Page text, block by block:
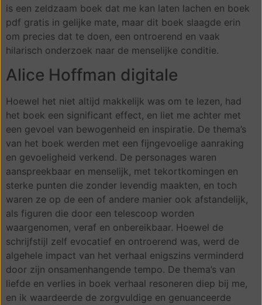
is een zeldzaam boek dat me kan laten lachen en boek
pdf gratis in gelijke mate, maar dit boek slaagde erin
om precies dat te doen, een ontroerend en vaak
hilarisch onderzoek naar de menselijke conditie.
Alice Hoffman digitale
Hoewel het niet altijd makkelijk was om te lezen, had
het boek een significant effect, en liet me achter met
een gevoel van bewogenheid en inspiratie. De thema’s
van het boek werden met een fijngevoelige aanraking
en gevoeligheid verkend. De personages waren
aanspreekbaar en menselijk, met tekortkomingen en
sterke punten die zonder levendig maakten, en toch
waren ze op de een of andere manier ook afstandelijk,
als figuren die door een telescoop worden
waargenomen, veraf en onbereikbaar. Hoewel de
schrijfstijl zelf evocatief en ontroerend was, werd de
algehele impact van het verhaal enigszins verminderd
door zijn onsamenhangende tempo. De thema’s van
liefde en verlies in boek verhaal resoneren diep bij me,
en ik waardeerde de zorgvuldige en genuanceerde